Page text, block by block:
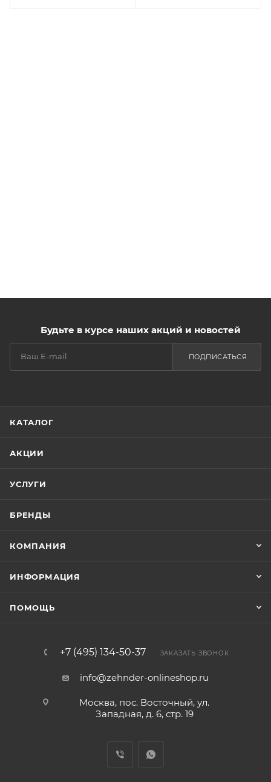
Будьте в курсе наших акций и новостей
ПОДПИСАТЬСЯ
КАТАЛОГ
АКЦИИ
УСЛУГИ
БРЕНДЫ
КОМПАНИЯ
ИНФОРМАЦИЯ
ПОМОЩЬ
+7 (495) 134-50-37 ЗАКАЗАТЬ ЗВОНОК
info@zehnder-onlineshop.ru
Москва, пос. Восточный, ул.
Западная, д. 6, стр. 19